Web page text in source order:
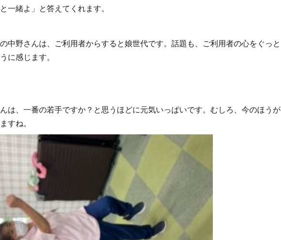
一緒よ」と答えてくれます。
中野さんは、ご利用者からすると娘世代です。話題も、ご利用者の心をぐっと
に感じます。
は、一番の若手ですか？と思うほどに元気いっぱいです。むしろ、今のほうが
すね。